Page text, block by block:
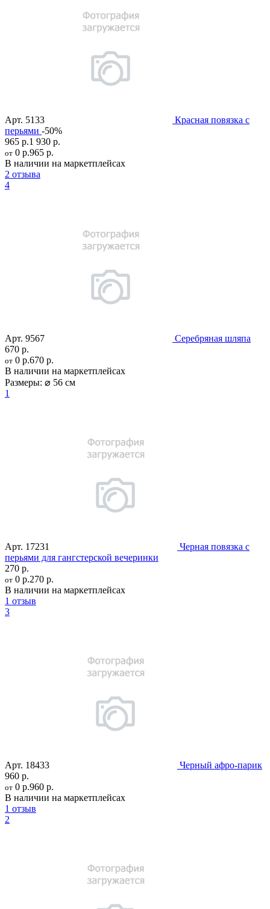
Арт. 5133
Красная повязка с
перьями -50%
965 р.1 930 р.
от 0 р.965 р.
В наличии на маркетплейсах
2 отзыва
4
Арт. 9567
Серебряная шляпа
670 р.
от 0 р.670 р.
В наличии на маркетплейсах
Размеры: ⌀ 56 см
1
Арт. 17231
Черная повязка с
перьями для гангстерской вечеринки
270 р.
от 0 р.270 р.
В наличии на маркетплейсах
1 отзыв
3
Арт. 18433
Черный афро-парик
960 р.
от 0 р.960 р.
В наличии на маркетплейсах
1 отзыв
2